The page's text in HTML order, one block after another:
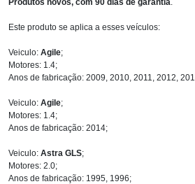
Este produto se aplica a esses veículos:
Veiculo: Agile;
Motores: 1.4;
Anos de fabricação: 2009, 2010, 2011, 2012,
Veiculo: Agile;
Motores: 1.4;
Anos de fabricação: 2014;
Veiculo: Astra GLS;
Motores: 2.0;
Anos de fabricação: 1995, 1996;